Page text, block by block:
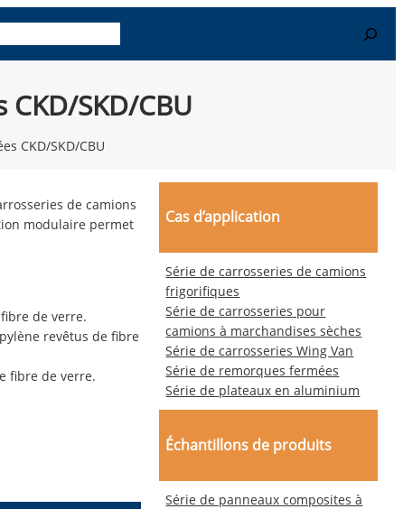
Search
SKD/CBU
CKD/SKD/CBU
de camions
modulaire permet
de verre.
revêtus de fibre
fibre de verre.
Cas d’application
Série de carrosseries de camions
frigorifiques
Série de carrosseries pour
camions à marchandises sèches
Série de carrosseries Wing Van
Série de remorques fermées
Série de plateaux en aluminium
Échantillons de produits
Série de panneaux composites à